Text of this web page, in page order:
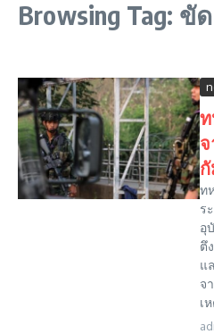
Browsing Tag:
ท
ร
อุ
ตึ
แ
จ
เ